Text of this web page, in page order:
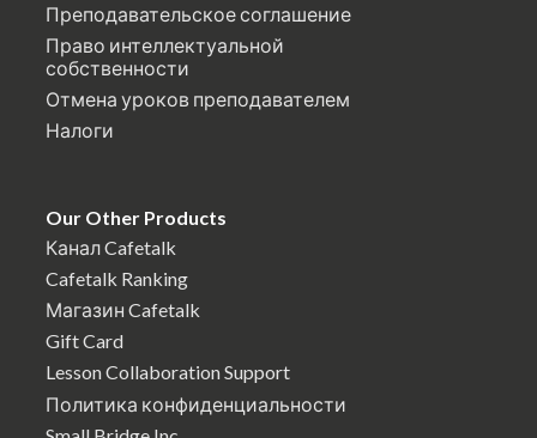
Преподавательское соглашение
Право интеллектуальной
собственности
Отмена уроков преподавателем
Налоги
Our Other Products
Канал Cafetalk
Cafetalk Ranking
Магазин Cafetalk
Gift Card
Lesson Collaboration Support
Политика конфиденциальности